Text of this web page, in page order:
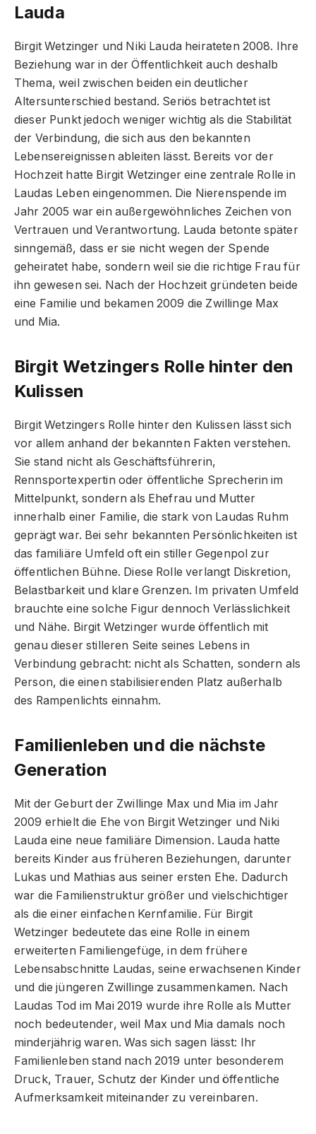
Lauda
Birgit Wetzinger und Niki Lauda heirateten 2008. Ihre
Beziehung war in der Öffentlichkeit auch deshalb
Thema, weil zwischen beiden ein deutlicher
Altersunterschied bestand. Seriös betrachtet ist
dieser Punkt jedoch weniger wichtig als die Stabilität
der Verbindung, die sich aus den bekannten
Lebensereignissen ableiten lässt. Bereits vor der
Hochzeit hatte Birgit Wetzinger eine zentrale Rolle in
Laudas Leben eingenommen. Die Nierenspende im
Jahr 2005 war ein außergewöhnliches Zeichen von
Vertrauen und Verantwortung. Lauda betonte später
sinngemäß, dass er sie nicht wegen der Spende
geheiratet habe, sondern weil sie die richtige Frau für
ihn gewesen sei. Nach der Hochzeit gründeten beide
eine Familie und bekamen 2009 die Zwillinge Max
und Mia.
Birgit Wetzingers Rolle hinter den
Kulissen
Birgit Wetzingers Rolle hinter den Kulissen lässt sich
vor allem anhand der bekannten Fakten verstehen.
Sie stand nicht als Geschäftsführerin,
Rennsportexpertin oder öffentliche Sprecherin im
Mittelpunkt, sondern als Ehefrau und Mutter
innerhalb einer Familie, die stark von Laudas Ruhm
geprägt war. Bei sehr bekannten Persönlichkeiten ist
das familiäre Umfeld oft ein stiller Gegenpol zur
öffentlichen Bühne. Diese Rolle verlangt Diskretion,
Belastbarkeit und klare Grenzen. Im privaten Umfeld
brauchte eine solche Figur dennoch Verlässlichkeit
und Nähe. Birgit Wetzinger wurde öffentlich mit
genau dieser stilleren Seite seines Lebens in
Verbindung gebracht: nicht als Schatten, sondern als
Person, die einen stabilisierenden Platz außerhalb
des Rampenlichts einnahm.
Familienleben und die nächste
Generation
Mit der Geburt der Zwillinge Max und Mia im Jahr
2009 erhielt die Ehe von Birgit Wetzinger und Niki
Lauda eine neue familiäre Dimension. Lauda hatte
bereits Kinder aus früheren Beziehungen, darunter
Lukas und Mathias aus seiner ersten Ehe. Dadurch
war die Familienstruktur größer und vielschichtiger
als die einer einfachen Kernfamilie. Für Birgit
Wetzinger bedeutete das eine Rolle in einem
erweiterten Familiengefüge, in dem frühere
Lebensabschnitte Laudas, seine erwachsenen Kinder
und die jüngeren Zwillinge zusammenkamen. Nach
Laudas Tod im Mai 2019 wurde ihre Rolle als Mutter
noch bedeutender, weil Max und Mia damals noch
minderjährig waren. Was sich sagen lässt: Ihr
Familienleben stand nach 2019 unter besonderem
Druck, Trauer, Schutz der Kinder und öffentliche
Aufmerksamkeit miteinander zu vereinbaren.